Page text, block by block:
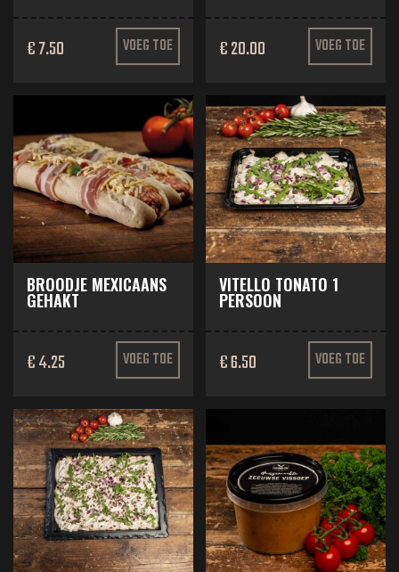
€ 7.50 VOEG TOE € 20.00 VOEG TOE
BROODJE MEXICAANS
GEHAKT
€ 4.25 VOEG TOE
VITELLO TONATO 1
PERSOON
€ 6.50 VOEG TOE